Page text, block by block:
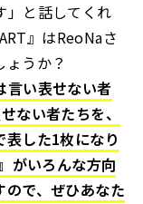
」と話してくれ
』はReoNaさ
うか？
言い表せない者
ない者たちを、
した1枚になり
がいろんな方向
ので、ぜひあなた